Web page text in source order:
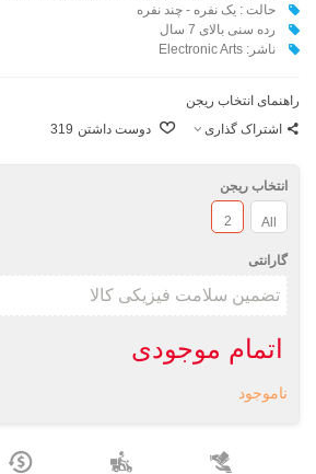
حالت : یک نفره - چند نفره
رده سنی بالای 7 سال
ناشر: Electronic Arts
راهنمای انتخاب ریجن
اشتراک گذاری
دوست داشتن 319
انتخاب ریجن
All
2
گارانتی
اتمام موجودی
ناموجود